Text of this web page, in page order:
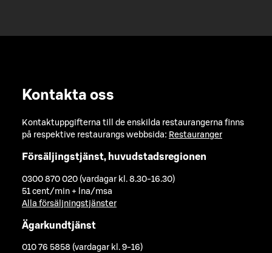
Kontakta oss
Kontaktuppgifterna till de enskilda restaurangerna finns
på respektive restaurangs webbsida: Restauranger
Försäljingstjänst, huvudstadsregionen
0300 870 020 (vardagar kl. 8.30-16.30)
51 cent/min + lna/msa
Alla försäljningstjänster
Ägarkundtjänst
010 76 5858 (vardagar kl. 9-16)